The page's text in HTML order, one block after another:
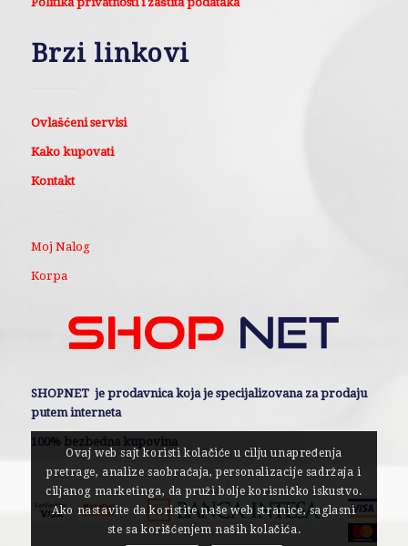
Brzi linkovi
Ovlašćeni servisi
Kako kupovati
Kontakt
Moj Nalog
Korpa
SHOPNET je prodavnica koja je specijalizovana za prodaju
putem interneta
100% bezbedna kupovina
Ovaj web sajt koristi kolačiće u cilju unapređenja
pretrage, analize saobraćaja, personalizacije sadržaja i
ciljanog marketinga, da pruži bolje korisničko iskustvo.
Ako nastavite da koristite naše web stranice, saglasni
ste sa korišćenjem naših kolačića.